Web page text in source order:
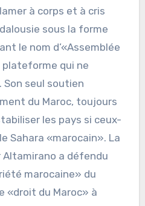
à corps et à cris
sous la forme
le nom d’«Assemblée
qui ne
seul soutien
du Maroc, toujours
les pays si ceux-
Sahara «marocain». La
a défendu
marocaine» du
«droit du Maroc» à